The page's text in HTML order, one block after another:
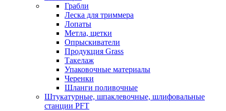
Грабли
Леска для триммера
Лопаты
Метла, щетки
Опрыскиватели
Продукция Grass
Такелаж
Упаковочные материалы
Черенки
Шланги поливочные
Штукатурные, шпаклевочные, шлифовальные
станции PFT